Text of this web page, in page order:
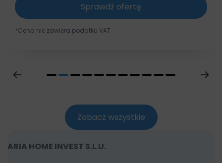
Sprawdź ofertę
*Cena nie zawiera podatku VAT
Zobacz wszystkie
ARIA HOME INVEST S.L.U.